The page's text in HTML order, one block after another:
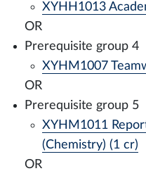
XYHH1013
OR
Prerequisite group 4
XYHM1007
OR
Prerequisite group 5
XYHM1011
(Chemistry) (1 cr)
OR